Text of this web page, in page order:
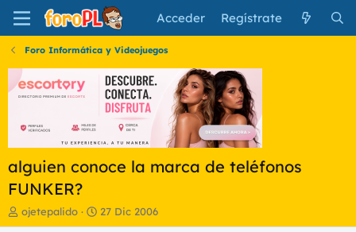
Acceder Regístrate
Foro Informática y Videojuegos
alguien conoce la marca de teléfonos
FUNKER?
I
n
ojetepalido
F
e
27 Dic 2006